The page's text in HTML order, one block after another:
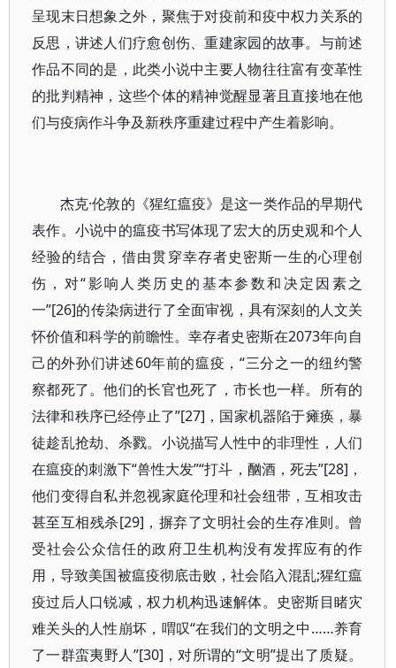
呈现末日想象之外，聚焦于对疫前和疫中权力关系的
反思，讲述人们疗愈创伤、重建家园的故事。与前述
作品不同的是，此类小说中主要人物往往富有变革性
的批判精神，这些个体的精神觉醒显著且直接地在他
们与疫病作斗争及新秩序重建过程中产生着影响。
杰克·伦敦的《猩红瘟疫》是这一类作品的早期代
表作。小说中的瘟疫书写体现了宏大的历史观和个人
经验的结合，借由贯穿幸存者史密斯一生的心理创
伤，对“影响人类历史的基本参数和决定因素之
一”[26]的传染病进行了全面审视，具有深刻的人文关
怀价值和科学的前瞻性。幸存者史密斯在2073年向自
己的外孙们讲述60年前的瘟疫，“三分之一的纽约警
察都死了。他们的长官也死了，市长也一样。所有的
法律和秩序已经停止了”[27]，国家机器陷于瘫痪，暴
徒趁乱抢劫、杀戮。小说描写人性中的非理性，人们
在瘟疫的刺激下“兽性大发”“打斗，酗酒，死去”[28]，
他们变得自私并忽视家庭伦理和社会纽带，互相攻击
甚至互相残杀[29]，摒弃了文明社会的生存准则。曾
受社会公众信任的政府卫生机构没有发挥应有的作
用，导致美国被瘟疫彻底击败，社会陷入混乱;猩红瘟
疫过后人口锐减，权力机构迅速解体。史密斯目睹灾
难关头的人性崩坏，喟叹“在我们的文明之中……养育
了一群蛮夷野人”[30]，对所谓的“文明”提出了质疑。